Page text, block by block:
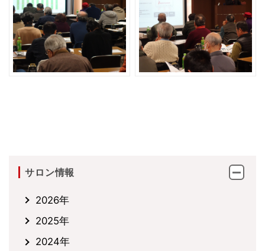
サロン情報
2026年
2025年
2024年